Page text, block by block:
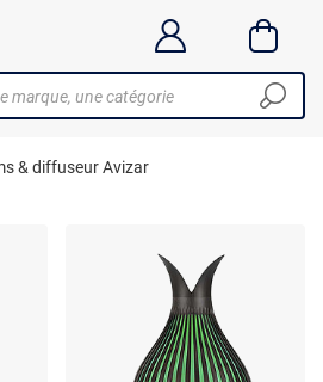
& diffuseur Avizar